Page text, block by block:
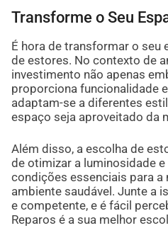
Transforme o Seu
É hora de transformar o seu
de estores. No contexto de
investimento não apenas
proporciona funcionalidade
adaptam-se a diferentes
espaço seja aproveitado da
Além disso, a escolha de
de otimizar a luminosidade
condições essenciais para a
ambiente saudável. Junte a
e competente, e é fácil
Reparos é a sua melhor